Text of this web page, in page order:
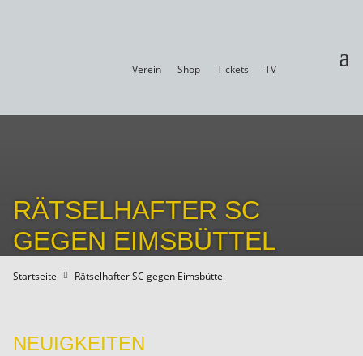
Verein Shop Tickets TV a
RÄTSELHAFTER SC
GEGEN EIMSBÜTTEL
Startseite  Rätselhafter SC gegen Eimsbüttel
NEUIGKEITEN